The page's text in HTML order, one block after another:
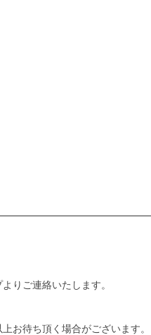
りご連絡いたします。
お待ち頂く場合がございます。